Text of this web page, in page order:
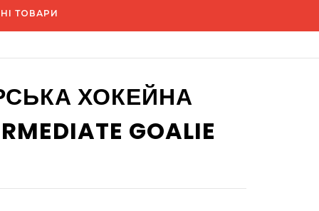
ТОВАРИ
ХОКЕЙНА
GOALIE